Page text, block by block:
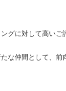
グに対して高い
な仲間として、